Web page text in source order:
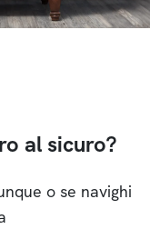
al sicuro?
o se navighi